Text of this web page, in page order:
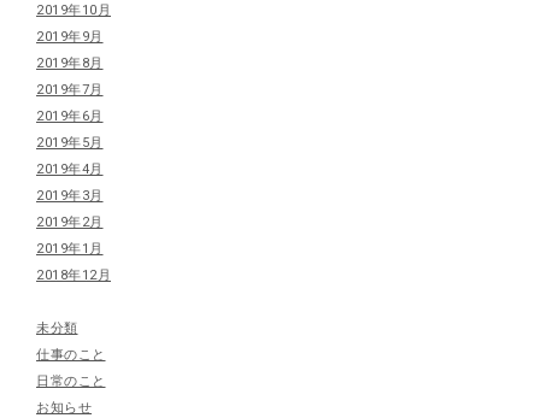
2019年10月
2019年9月
2019年8月
2019年7月
2019年6月
2019年5月
2019年4月
2019年3月
2019年2月
2019年1月
2018年12月
未分類
仕事のこと
日常のこと
お知らせ